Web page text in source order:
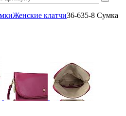
Женские клатчи36-635-8 Сумка